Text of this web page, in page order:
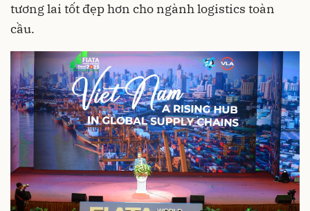
tương lai tốt đẹp hơn cho ngành logistics toàn
cầu.